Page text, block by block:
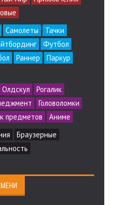
Самолеты
Тачки
Футбол
Раннер
Паркур
Олдскул
Рогалик
Головоломки
предметов
Аниме
Браузерные